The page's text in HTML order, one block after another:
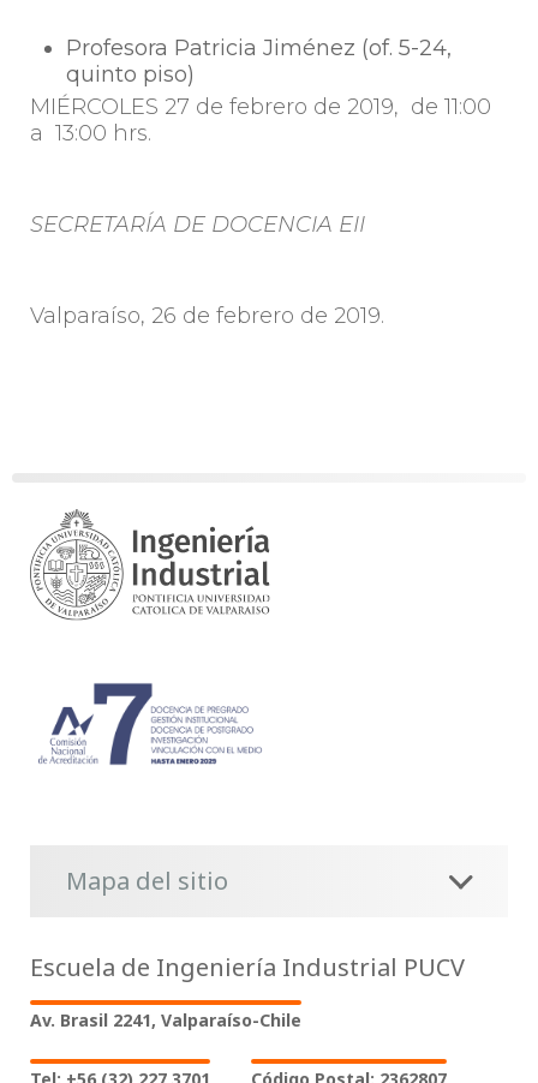
Profesora Patricia Jiménez (of. 5-24,
quinto piso)
MIÉRCOLES 27 de febrero de 2019, de 11:00
a 13:00 hrs.
SECRETARÍA DE DOCENCIA EII
Valparaíso, 26 de febrero de 2019.
Mapa del sitio
Escuela de Ingeniería Industrial PUCV
Av. Brasil 2241, Valparaíso-Chile